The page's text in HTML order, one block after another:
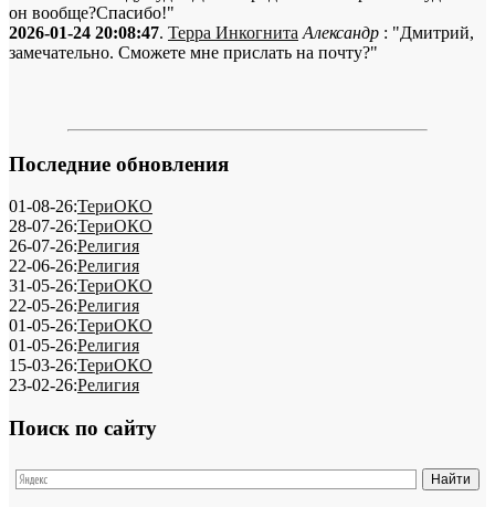
он вообще?Спасибо!"
2026-01-24 20:08:47. Терра Инкогнита Александр : "Дмитрий,
замечательно. Сможете мне прислать на почту?"
Последние обновления
01-08-26:ТериОКО
28-07-26:ТериОКО
26-07-26:Религия
22-06-26:Религия
31-05-26:ТериОКО
22-05-26:Религия
01-05-26:ТериОКО
01-05-26:Религия
15-03-26:ТериОКО
23-02-26:Религия
Поиск по сайту